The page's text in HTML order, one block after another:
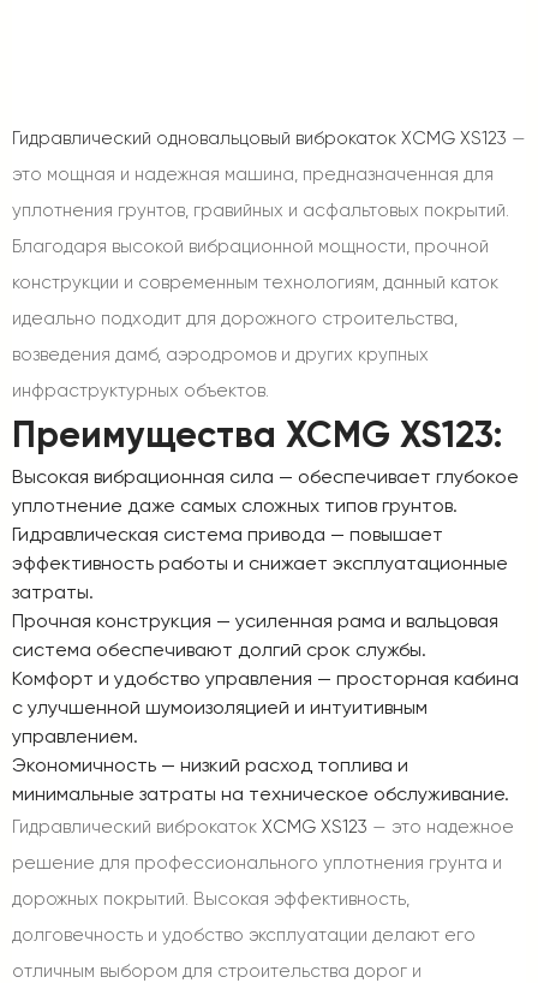
Гидравлический одновальцовый виброкаток XCMG XS123 —
это мощная и надежная машина, предназначенная для
уплотнения грунтов, гравийных и асфальтовых покрытий.
Благодаря высокой вибрационной мощности, прочной
конструкции и современным технологиям, данный каток
идеально подходит для дорожного строительства,
возведения дамб, аэродромов и других крупных
инфраструктурных объектов.
Преимущества XCMG XS123:
Высокая вибрационная сила — обеспечивает глубокое
уплотнение даже самых сложных типов грунтов.
Гидравлическая система привода — повышает
эффективность работы и снижает эксплуатационные
затраты.
Прочная конструкция — усиленная рама и вальцовая
система обеспечивают долгий срок службы.
Комфорт и удобство управления — просторная кабина
с улучшенной шумоизоляцией и интуитивным
управлением.
Экономичность — низкий расход топлива и
минимальные затраты на техническое обслуживание.
Гидравлический виброкаток XCMG XS123 — это надежное
решение для профессионального уплотнения грунта и
дорожных покрытий. Высокая эффективность,
долговечность и удобство эксплуатации делают его
отличным выбором для строительства дорог и